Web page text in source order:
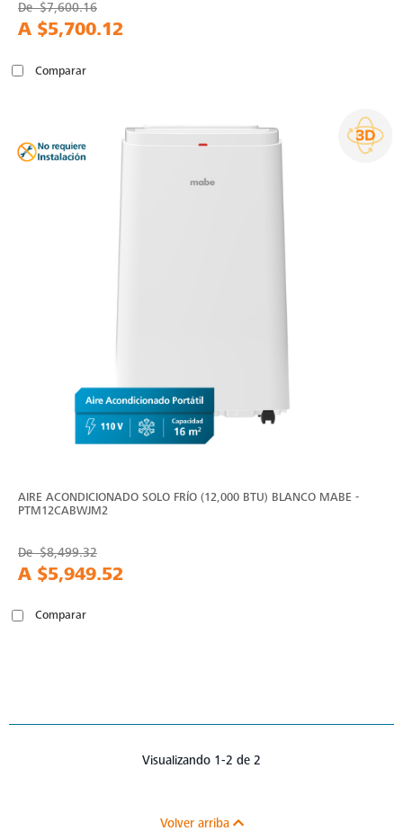
De$7,600.16
A $5,700.12
Comparar
AIRE ACONDICIONADO SOLO FRÍO (12,000 BTU) BLANCO MABE -
PTM12CABWJM2
De$8,499.32
A $5,949.52
Comparar
Visualizando 1-2 de 2
Volver arriba